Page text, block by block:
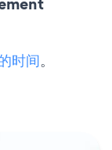
时间。